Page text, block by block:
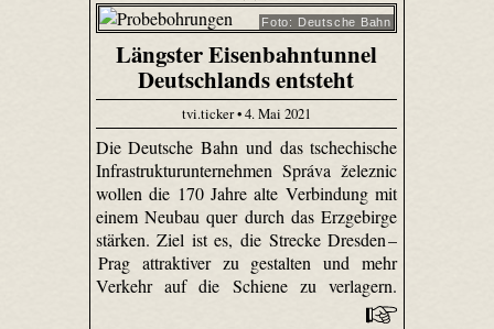
Foto: Deutsche Bahn
Längster Eisenbahntunnel
Deutschlands entsteht
tvi.ticker • 4. Mai 2021
Die Deutsche Bahn und das tschechische
Infrastrukturunternehmen Správa železnic
wollen die 170 Jahre alte Verbindung mit
einem Neubau quer durch das Erzgebirge
stärken. Ziel ist es, die Strecke Dresden –
Prag attraktiver zu gestalten und mehr
Verkehr auf die Schiene zu verlagern.